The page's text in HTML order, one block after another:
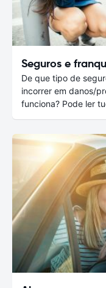
Seguros e
De que tipo de
incorrer em danos/
funciona? Pode ler